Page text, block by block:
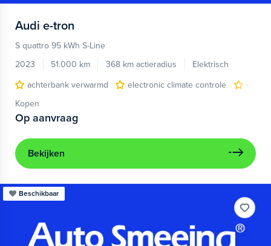
Audi e-tron
S quattro 95 kWh S-Line
2023
51.000 km 368 km actieradius
Elektrisch
achterbank verwarmd
electronic climate controle
Kopen
Op aanvraag
Bekijken
Beschikbaar